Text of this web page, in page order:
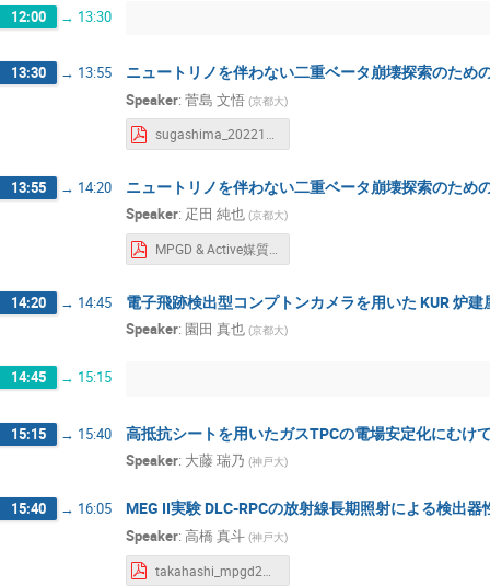
12:00 → 13:30
13:30 → 13:55 ニュートリノを伴わない二重ベータ崩壊探索のため
Speaker: 菅島 文悟 (京都大)
sugashima_20221210_MPGD.pdf
13:55 → 14:20 ニュートリノを伴わない二重ベータ崩壊探索のため
Speaker: 疋田 純也 (京都大)
MPGD & Active媒質TPC研究会_hikida.pdf
14:20 → 14:45 電子飛跡検出型コンプトンカメラを用いた KUR 炉
Speaker: 園田 真也 (京都大)
14:45 → 15:15
15:15 → 15:40 高抵抗シートを用いたガスTPCの電場安定化にむけ
Speaker: 大藤 瑞乃 (神戸大)
15:40 → 16:05 MEG II実験 DLC-RPCの放射線長期照射による検出器
Speaker: 高橋 真斗 (神戸大)